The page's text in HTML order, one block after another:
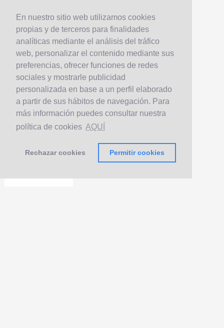
En nuestro sitio web utilizamos cookies
propias y de terceros para finalidades
analíticas mediante el análisis del tráfico
web, personalizar el contenido mediante sus
preferencias, ofrecer funciones de redes
sociales y mostrarle publicidad
personalizada en base a un perfil elaborado
a partir de sus hábitos de navegación. Para
más información puedes consultar nuestra
política de cookies AQUÍ
Rechazar cookies Permitir cookies